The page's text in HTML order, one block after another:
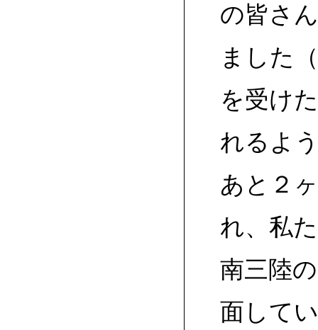
の皆さ
ました
を受け
れるよ
あと２
れ、私
南三陸
面して